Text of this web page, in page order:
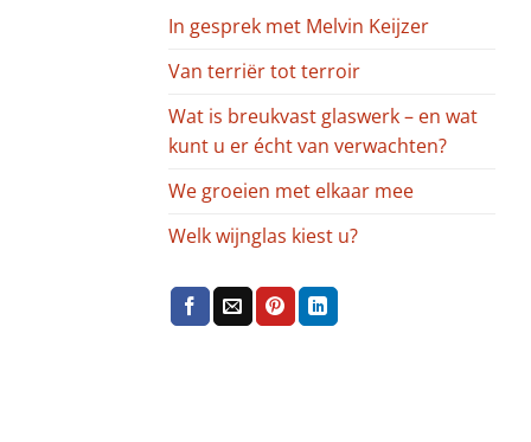
In gesprek met Melvin Keijzer
Van terriër tot terroir
Wat is breukvast glaswerk – en wat
kunt u er écht van verwachten?
We groeien met elkaar mee
Welk wijnglas kiest u?